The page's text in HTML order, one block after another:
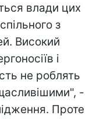
влади цих
з
Високий
і
не роблять
-
Проте